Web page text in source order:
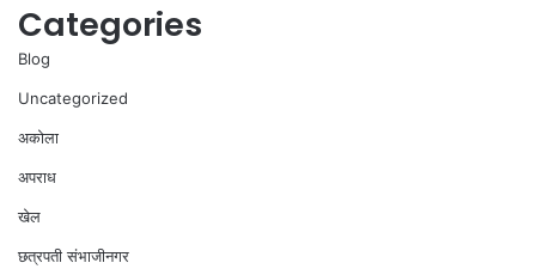
Categories
Blog
Uncategorized
अकोला
अपराध
खेल
छत्रपती संभाजीनगर